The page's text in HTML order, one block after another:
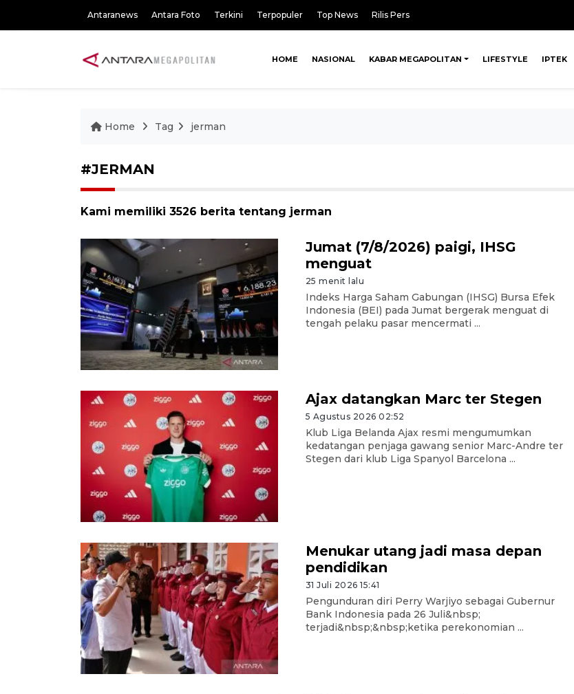
Antaranews Antara Foto Terkini Terpopuler Top News Rilis Pers
HOME NASIONAL KABAR MEGAPOLITAN LIFESTYLE IPTEK
Home Tag jerman
#JERMAN
Kami memiliki 3526 berita tentang jerman
Jumat (7/8/2026) paigi, IHSG
menguat
25 menit lalu
Indeks Harga Saham Gabungan (IHSG) Bursa Efek
Indonesia (BEI) pada Jumat bergerak menguat di
tengah pelaku pasar mencermati ...
Ajax datangkan Marc ter Stegen
5 Agustus 2026 02:52
Klub Liga Belanda Ajax resmi mengumumkan
kedatangan penjaga gawang senior Marc-Andre ter
Stegen dari klub Liga Spanyol Barcelona ...
Menukar utang jadi masa depan
pendidikan
31 Juli 2026 15:41
Pengunduran diri Perry Warjiyo sebagai Gubernur
Bank Indonesia pada 26 Juli&nbsp;
terjadi&nbsp;&nbsp;ketika perekonomian ...